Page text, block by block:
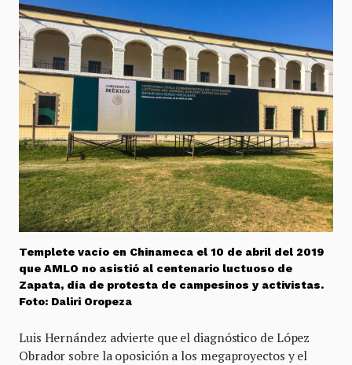
Templete vacío en Chinameca el 10 de abril del 2019
que AMLO no asistió al centenario luctuoso de
Zapata, día de protesta de campesinos y activistas.
Foto: Daliri Oropeza
Luis Hernández advierte que el diagnóstico de López
Obrador sobre la oposición a los megaproyectos y el